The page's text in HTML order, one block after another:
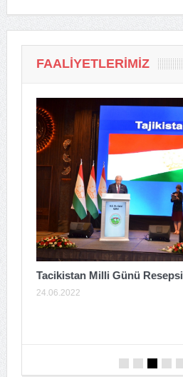
FAALIYETLERIMIZ
Tacikistan Milli Günü
24.06.2022